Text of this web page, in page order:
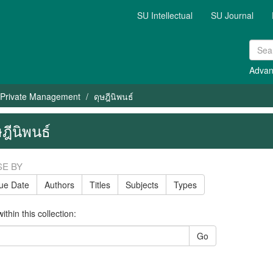
SU Intellectual SU Journal
Management ดุษฎีนิพนธ์
นิพนธ์
BY
Date Authors Titles Subjects Types
this collection:
Go